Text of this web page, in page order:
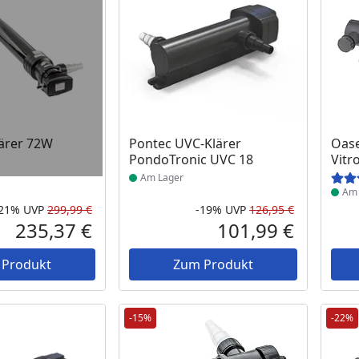
72W
Rabatt in Prozent
Ursprünglicher Preis
UVP 299,99 €
Aktueller Preis
235,37 €
Pontec UVC-Klärer
PondoTronic UVC 18
Produkt am Lager
Am Lager
Rabatt in
-19% UVP 126,95 €
Aktueller
101,99 €
Zum Produkt
-15% -22%